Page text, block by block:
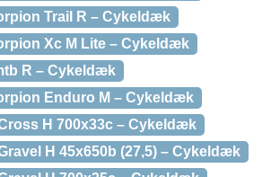
Trail R – Cykeldæk
Xc M Lite – Cykeldæk
R – Cykeldæk
Enduro M – Cykeldæk
H 700x33c – Cykeldæk
H 45x650b (27,5) – Cykeldæk